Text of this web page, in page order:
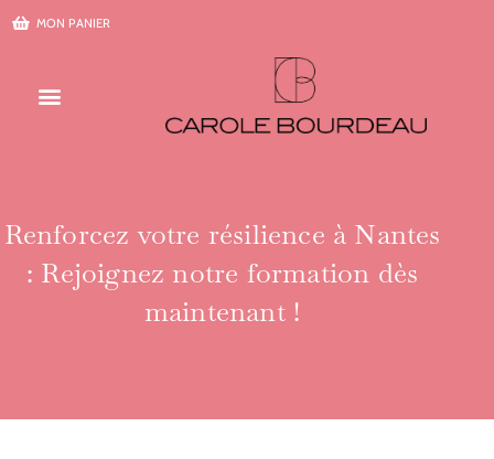
Aller
MON PANIER
Renforcez votre résilience à Nantes
: Rejoignez notre formation dès
maintenant !